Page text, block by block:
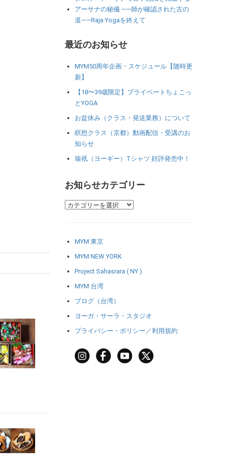
アーサナの秘儀 ――師が確認された古の
道――Raja Yogaを終えて
最近のお知らせ
MYM50周年企画・スケジュール【随時更
新】
【18〜39歳限定】プライベートちょこっ
とYOGA
お盆休み（クラス・発送業務）について
瞑想クラス（京都）動画配信・受講のお
知らせ
瑜祇（ヨーギー）Tシャツ 好評発売中！
お知らせカテゴリー
MYM 東京
MYM NEW YORK
Project Sahasrara ( NY )
MYM 台湾
ブログ（台湾）
ヨーガ・サーラ・スタジオ
プライバシー・ポリシー／利用規約